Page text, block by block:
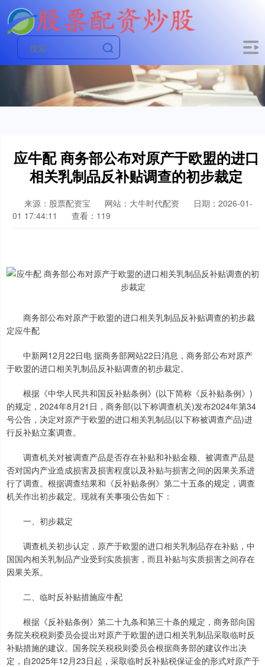
应牛配 商务部公布对原产于欧盟的进口
相关乳制品反补贴调查的初步裁定
来源：股票配资宝 网站：大牛时代配资
日期：2026-01-
01 17:44:11
查看：119
商务部公布对原产于欧盟的进口相关乳制品反补贴调查的初步裁
定应牛配
中新网12月22日电 据商务部网站22日消息，商务部公布对原产
于欧盟的进口相关乳制品反补贴调查的初步裁定。
根据《中华人民共和国反补贴条例》(以下简称《反补贴条例》)
的规定，2024年8月21日，商务部(以下称调查机关)发布2024年第34
号公告，决定对原产于欧盟的进口相关乳制品(以下称被调查产品)进
行反补贴立案调查。
调查机关对被调查产品是否存在补贴和补贴金额、被调查产品是
否对国内产业造成损害及损害程度以及补贴与损害之间的因果关系进
行了调查。根据调查结果和《反补贴条例》第二十五条的规定，调查
机关作出初步裁定。现就有关事项公告如下：
一、初步裁定
调查机关初步认定，原产于欧盟的进口相关乳制品存在补贴，中
国国内相关乳制品产业受到实质损害，而且补贴与实质损害之间存在
因果关系。
二、临时反补贴措施应牛配
根据《反补贴条例》第二十九条和第三十条的规定，商务部向国
务院关税税则委员会提出对原产于欧盟的进口相关乳制品采取临时反
补贴措施的建议。国务院关税税则委员会根据商务部的建议作出决
定，自2025年12月23日起，采取临时反补贴税保证金的形式对原产于